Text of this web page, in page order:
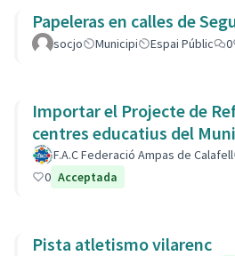
Papeleras en calles de
socjo Municipi Espai Públic 0
Importar el Projecte de
centres educatius del
F.A.C Federació Ampas de Calafell
0 Acceptada
Pista atletismo vilarenc